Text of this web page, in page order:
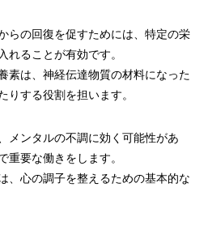
らの回復を促すためには、特定の栄
れることが有効です。
素は、神経伝達物質の材料になった
りする役割を担います。
メンタルの不調に効く可能性があ
重要な働きをします。
、心の調子を整えるための基本的な